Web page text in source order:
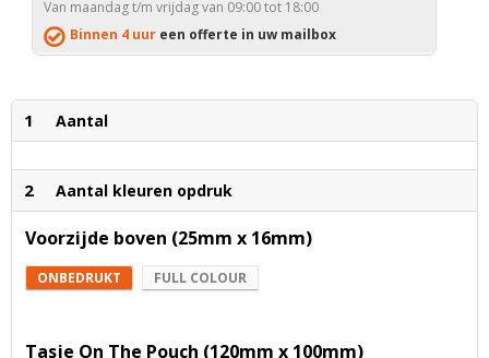
Van maandag t/m vrijdag van 09:00 tot 18:00
Binnen 4 uur een offerte in uw mailbox
1 Aantal
2 Aantal kleuren opdruk
Voorzijde boven (25mm x 16mm)
ONBEDRUKT FULL COLOUR
Tasje On The Pouch (120mm x 100mm)